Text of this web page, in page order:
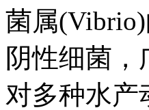
菌属
阴性细菌
对多种水产